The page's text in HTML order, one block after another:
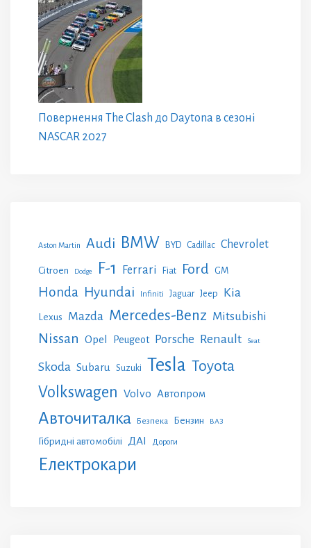
Повернення The Clash до Daytona в сезоні
NASCAR 2027
Aston Martin Audi BMW BYD Cadillac Chevrolet
Citroen Dodge F-1 Ferrari Fiat Ford GM
Honda Hyundai Infiniti Jaguar Jeep Kia
Lexus Mazda Mercedes-Benz Mitsubishi
Nissan Opel Peugeot Porsche Renault Seat
Skoda Subaru Suzuki Tesla Toyota
Volkswagen Volvo Автопром
Авточиталка Безпека Бензин ВАЗ
Гібридні автомобілі ДАІ Дороги
Електрокари